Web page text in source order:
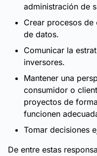
administración de
Crear procesos
de datos.
Comunicar la
inversores.
Mantener una
consumidor o
proyectos de
funcionen
Tomar decisiones
De entre estas